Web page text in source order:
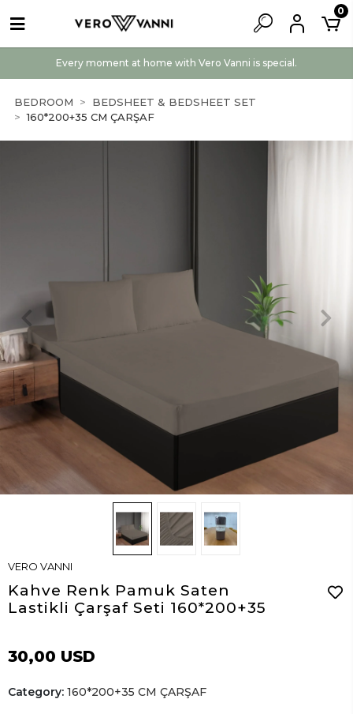
Every moment at home with Vero Vanni is special.
0
BEDROOM
BEDSHEET & BEDSHEET SET
160*200+35 CM ÇARŞAF
VERO VANNI
Kahve Renk Pamuk Saten
Lastikli Çarşaf Seti 160*200+35
30,00 USD
Category: 160*200+35 CM ÇARŞAF